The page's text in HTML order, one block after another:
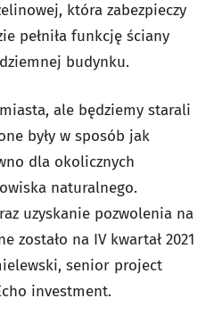
która zabezpieczy
pełniła funkcję ściany
budynku.
ale będziemy starali
były w sposób jak
dla okolicznych
naturalnego.
uzyskanie pozwolenia na
zostało na IV kwartał 2021
senior project
investment.